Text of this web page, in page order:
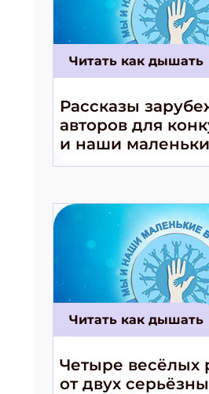
Читать как дышать
Рассказы
авторов для
и наши
волшебники!»
Читать как дышать
Четыре весёлых
от двух
Получи электронный
подарок!
Укажите имя
Укажите Ваш Email